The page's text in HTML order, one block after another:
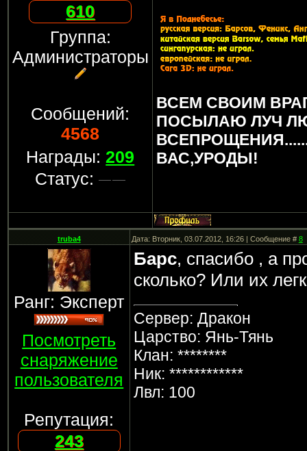
610
Группа:
Администраторы
Сообщений:
4568
Награды:209
Статус:
ВСЕМ СВОИМ
ПОСЫЛАЮ ЛУЧ
ВАС,УРОДЫ!
truba4 Дата: Вторник, 03.07.2012, 16:26 | Сообщение #8
Ранг: Эксперт
Посмотреть
снаряжение
пользователя
Репутация:
243
Барс, спасибо , а
сколько? Или их
Сервер: Дракон
Царство: Янь-Тянь
Клан: ********
Ник: ************
Лвл: 100